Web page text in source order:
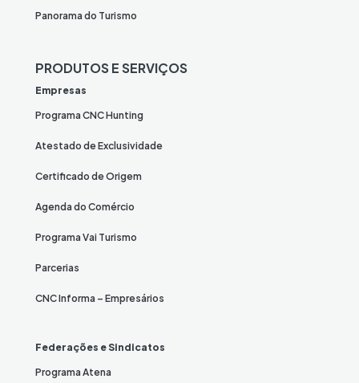
Panorama do Turismo
PRODUTOS E SERVIÇOS
Empresas
Programa CNC Hunting
Atestado de Exclusividade
Certificado de Origem
Agenda do Comércio
Programa Vai Turismo
Parcerias
CNC Informa – Empresários
Federações e Sindicatos
Programa Atena